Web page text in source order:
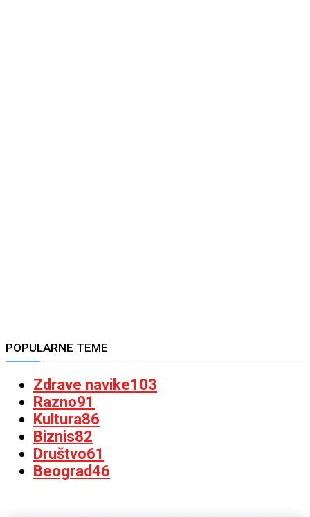
POPULARNE TEME
Zdrave navike103
Razno91
Kultura86
Biznis82
Društvo61
Beograd46